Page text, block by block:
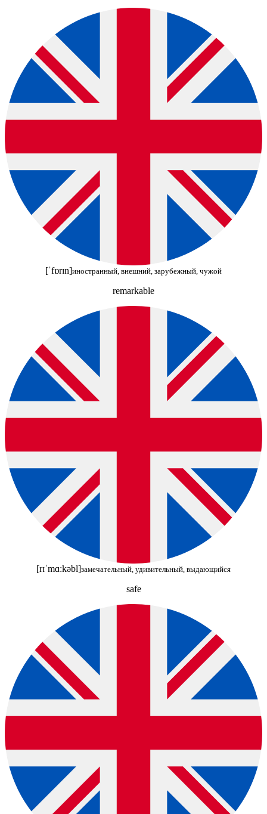
[ˈfɒrɪn]иностранный, внешний, зарубежный, чужой
remarkable
[rɪˈmɑːkəbl]замечательный, удивительный, выдающийся
safe